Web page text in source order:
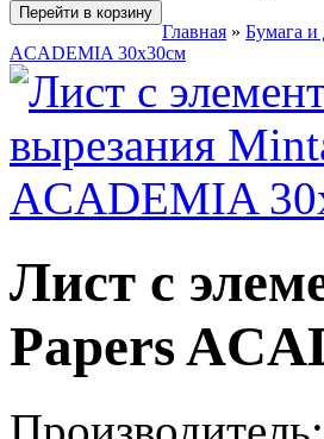
Перейти в корзину
Главная » Бумага и
ACADEMIA 30х30см
Лист с
Papers